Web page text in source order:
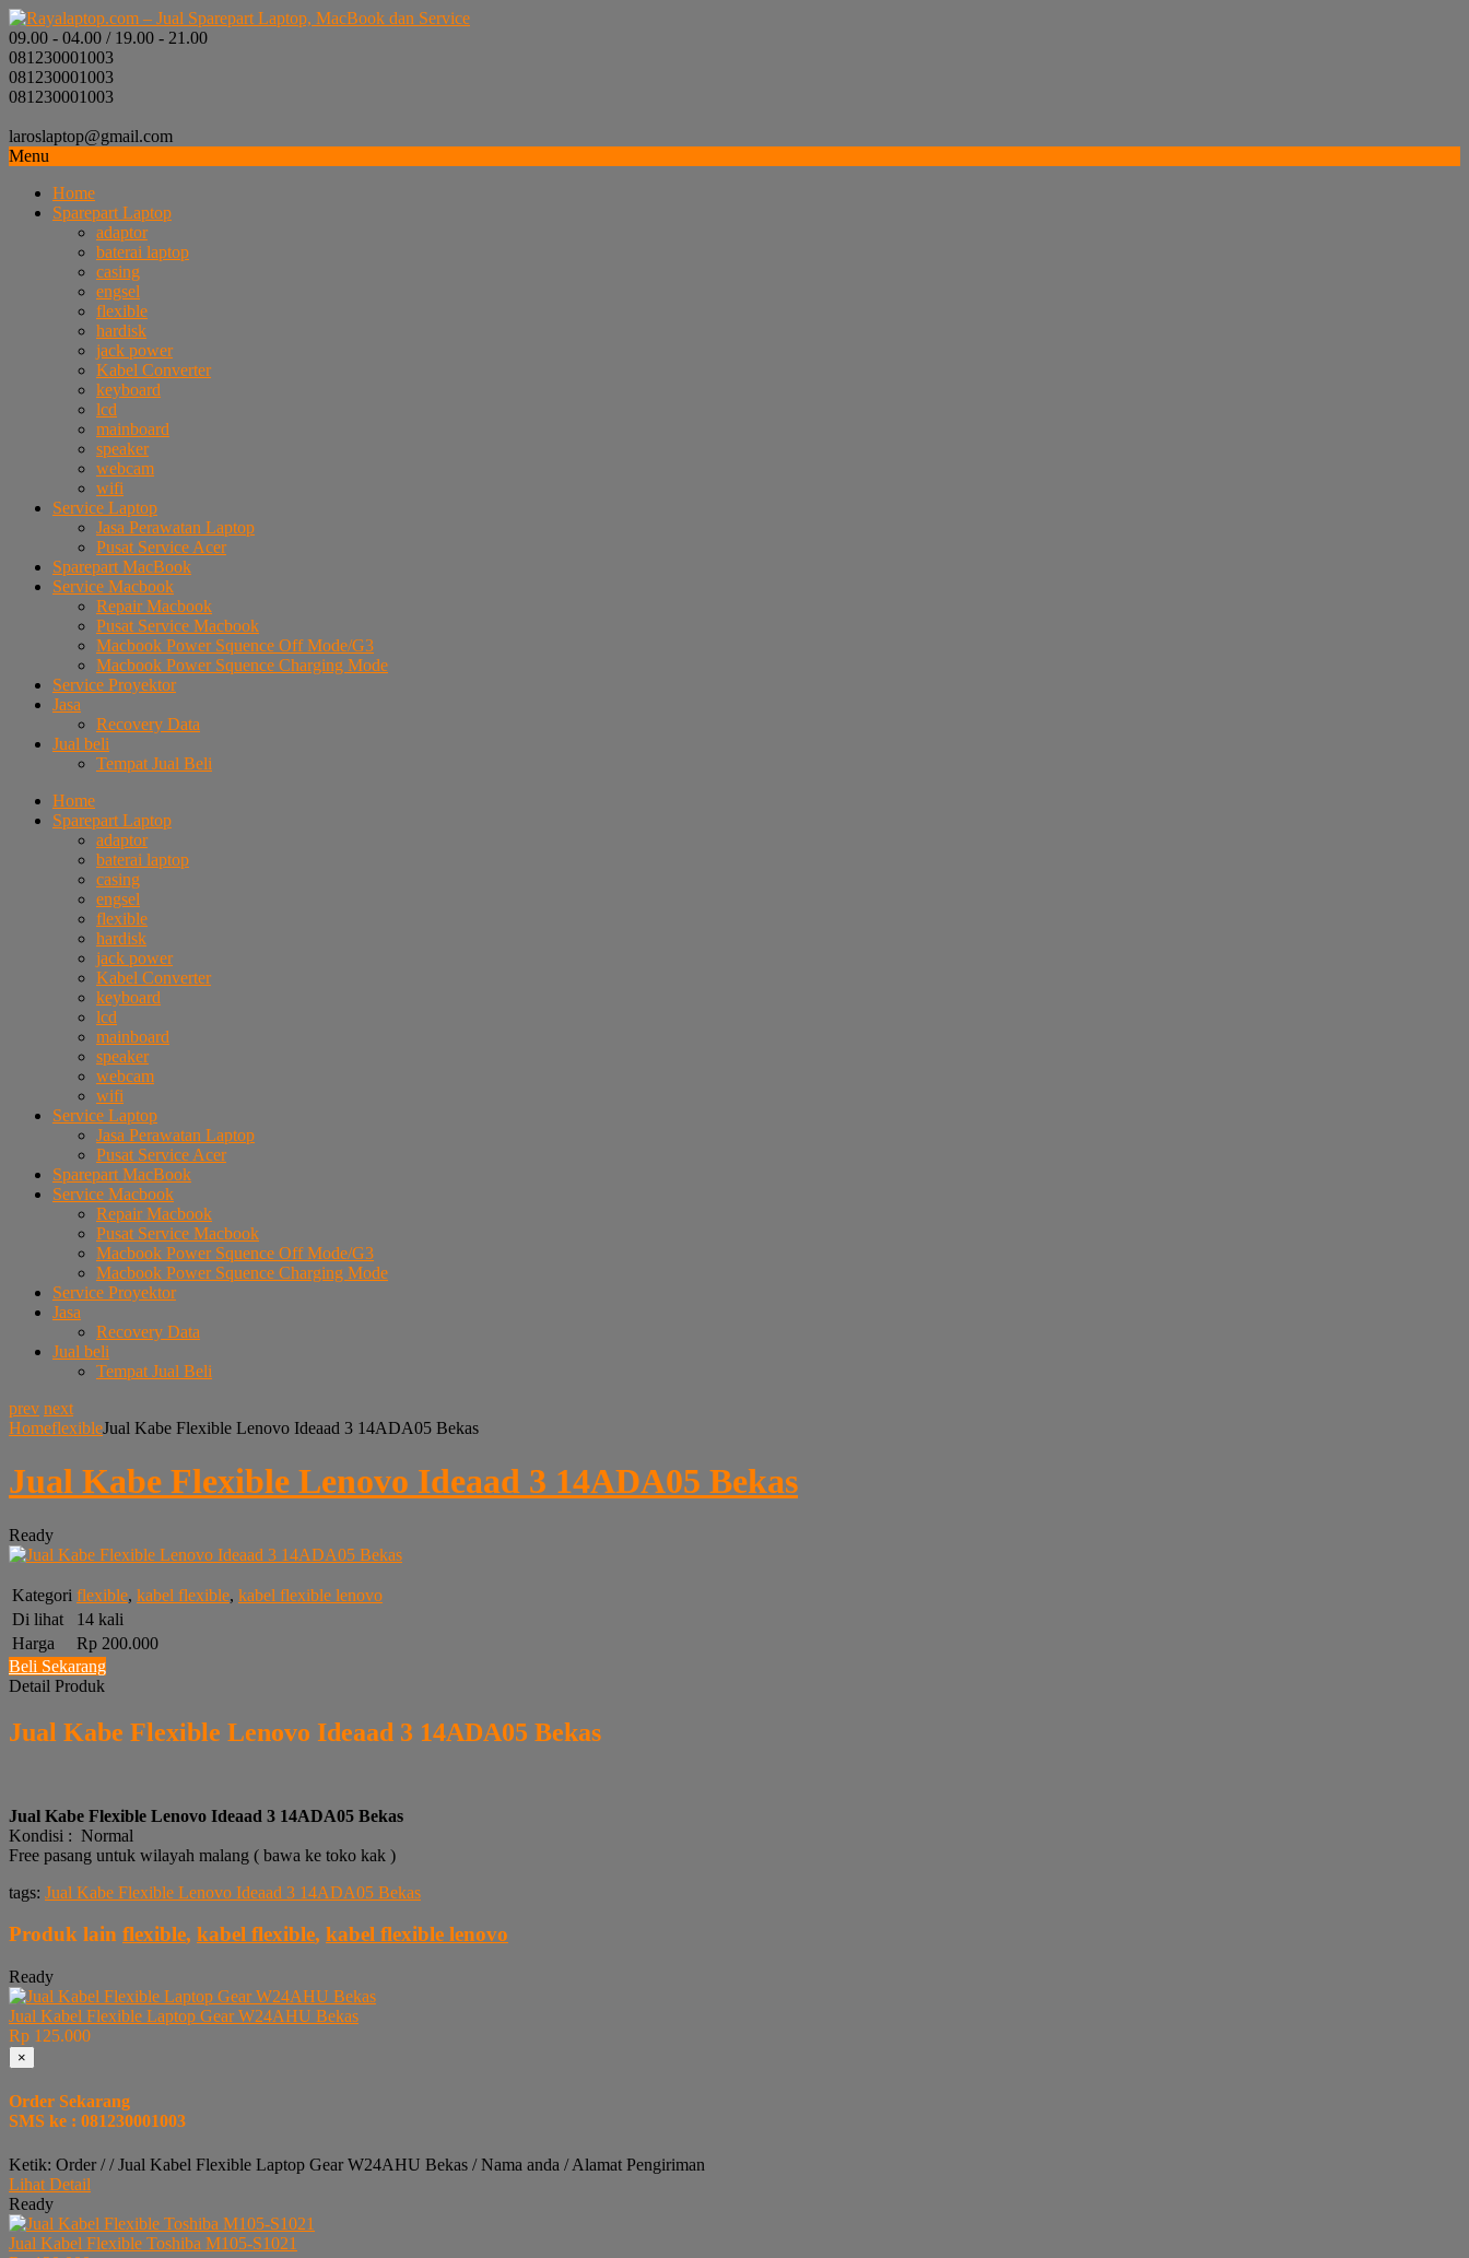
09.00 - 04.00 / 19.00 - 21.00
081230001003
081230001003
081230001003
laroslaptop@gmail.com
Menu
Home
Sparepart Laptop
adaptor
baterai laptop
casing
engsel
flexible
hardisk
jack power
Kabel Converter
keyboard
lcd
mainboard
speaker
webcam
wifi
Service Laptop
Jasa Perawatan Laptop
Pusat Service Acer
Sparepart MacBook
Service Macbook
Repair Macbook
Pusat Service Macbook
Macbook Power Squence Off Mode/G3
Macbook Power Squence Charging Mode
Service Proyektor
Jasa
Recovery Data
Jual beli
Tempat Jual Beli
Home
Sparepart Laptop
adaptor
baterai laptop
casing
engsel
flexible
hardisk
jack power
Kabel Converter
keyboard
lcd
mainboard
speaker
webcam
wifi
Service Laptop
Jasa Perawatan Laptop
Pusat Service Acer
Sparepart MacBook
Service Macbook
Repair Macbook
Pusat Service Macbook
Macbook Power Squence Off Mode/G3
Macbook Power Squence Charging Mode
Service Proyektor
Jasa
Recovery Data
Jual beli
Tempat Jual Beli
prev next
HomeflexibleJual Kabe Flexible Lenovo Ideaad 3 14ADA05 Bekas
Jual Kabe Flexible Lenovo Ideaad 3 14ADA05 Bekas
Ready
Kategori flexible, kabel flexible, kabel flexible lenovo
Di lihat
14 kali
Harga
Rp 200.000
Beli Sekarang
Detail Produk
Jual Kabe Flexible Lenovo Ideaad 3 14ADA05 Bekas
Jual Kabe Flexible Lenovo Ideaad 3 14ADA05 Bekas
Kondisi : Normal
Free pasang untuk wilayah malang ( bawa ke toko kak )
tags: Jual Kabe Flexible Lenovo Ideaad 3 14ADA05 Bekas
Produk lain flexible, kabel flexible, kabel flexible lenovo
Ready
Jual Kabel Flexible Laptop Gear W24AHU Bekas
Rp 125.000
×
Order Sekarang
SMS ke : 081230001003
Ketik: Order / / Jual Kabel Flexible Laptop Gear W24AHU Bekas / Nama anda / Alamat Pengiriman
Lihat Detail
Ready
Jual Kabel Flexible Toshiba M105-S1021